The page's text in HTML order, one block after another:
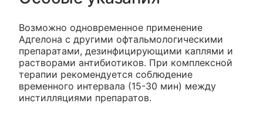
Возможно одновременное применение
Адгелона с другими офтальмологическими
препаратами, дезинфицирующими каплями и
растворами антибиотиков. При комплексной
терапии рекомендуется соблюдение
временного интервала (15-30 мин) между
инстилляциями препаратов.